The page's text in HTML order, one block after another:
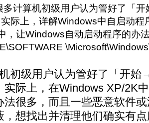
多计算机初级用户认为管好了「
际上，详解Windows中自启动程
，让Windows自动启动程序的办
初级用户认为管好了「开
实际上，在Windows XP/2K
法很多，而且一些恶意软件
，想找出并清理他们确实